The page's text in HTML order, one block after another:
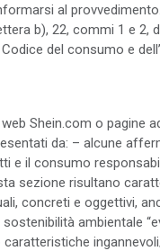
al
b), 22, commi 1 e 2,
del consumo e
Shein.com o pagine
da: – alcune
e il consumo
sezione risultano
concreti e oggettivi,
ambientale
caratteristiche